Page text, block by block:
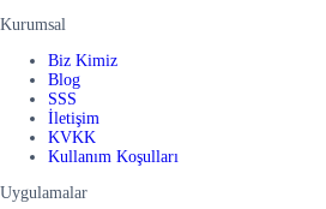
Kurumsal
Biz Kimiz
Blog
SSS
İletişim
KVKK
Kullanım Koşulları
Uygulamalar